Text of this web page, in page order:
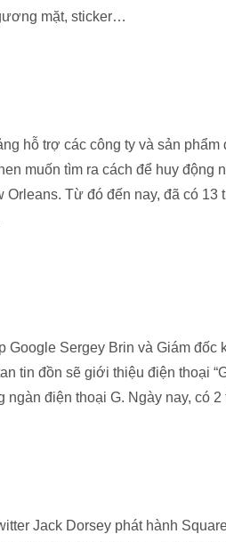
mặt, sticker…
hỗ trợ các công ty và sản
muốn tìm ra cách để huy động
Orleans. Từ đó đến nay, đã có
Google Sergey Brin và Giám
tin đồn sẽ giới thiệu điện thoại
ngàn điện thoại G. Ngày nay, có
Jack Dorsey phát hành